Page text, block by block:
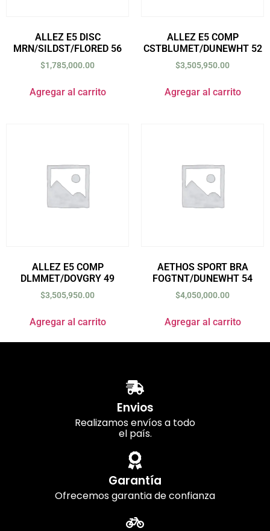
ALLEZ E5 DISC
MRN/SILDST/FLORED 56
$1,785,000.00
Agregar al carrito
ALLEZ E5 COMP
CSTBLUMET/DUNEWHT 52
$3,505,950.00
Agregar al carrito
ALLEZ E5 COMP
DLMMET/DOVGRY 49
$3,505,950.00
Agregar al carrito
AETHOS SPORT BRA
FOGTNT/DUNEWHT 54
$4,050,000.00
Agregar al carrito
Envios
Realizamos envíos a todo
el país.
Garantía
Ofrecemos garantia de confianza